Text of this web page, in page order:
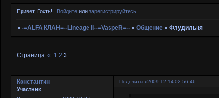
Привет, Гость! Войдитеили зарегистрируйтесь.
»-=ALFA КЛАН=--Lineage II--=VaspeR=-- »Общение »Флудильня
Страница:« 1 2 3
Поделиться2009-12-14 02:56:46
Константин
Участник